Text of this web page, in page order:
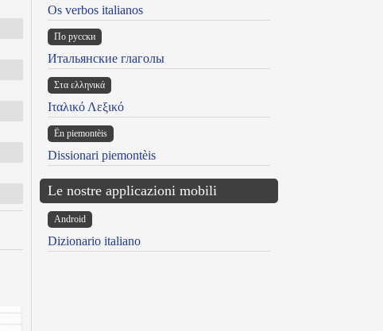
Os verbos italianos
По русски
Итальянские глаголы
Στα ελληνικά
Ιταλικό Λεξικό
Ën piemontèis
Dissionari piemontèis
Le nostre applicazioni mobili
Android
Dizionario italiano